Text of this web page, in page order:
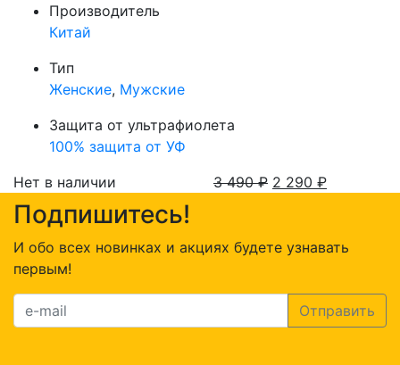
Производитель
Китай
Тип
Женские, Мужские
Защита от ультрафиолета
100% защита от УФ
Нет в наличии
3 490₽ 2 290 ₽
Подпишитесь!
И обо всех новинках и акциях будете узнавать
первым!